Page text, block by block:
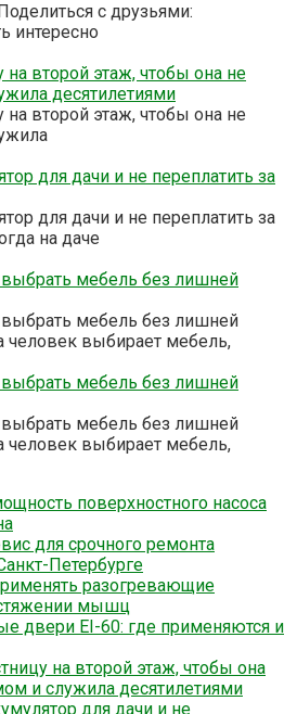
с друзьями:
интересно
на второй этаж, чтобы она не
десятилетиями
на второй этаж, чтобы она не
для дачи и не переплатить за
для дачи и не переплатить за
на даче
выбрать мебель без лишней
выбрать мебель без лишней
человек выбирает мебель,
выбрать мебель без лишней
выбрать мебель без лишней
человек выбирает мебель,
поверхностного насоса
для срочного ремонта
Петербурге
разогревающие
мышц
двери EI-60: где применяются и
на второй этаж, чтобы она
и служила десятилетиями
для дачи и не